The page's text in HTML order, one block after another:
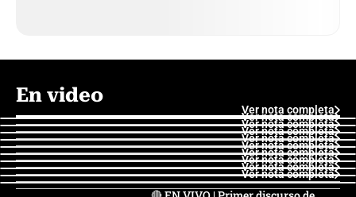
En video
Ver nota completa
Ver nota completa
Ver nota completa
Ver nota completa
Ver nota completa
Ver nota completa
Ver nota completa
Ver nota completa
Ver nota completa
Ver nota completa